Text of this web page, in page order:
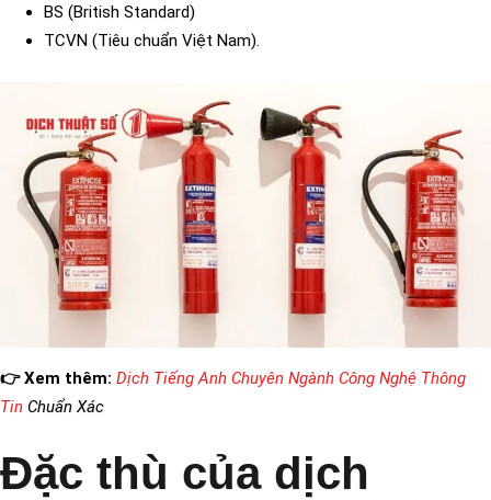
BS (British Standard)
TCVN (Tiêu chuẩn Việt Nam).
👉 Xem thêm: Dịch Tiếng Anh Chuyên Ngành Công Nghệ Thông
Tin Chuẩn Xác
Đặc thù của dịch